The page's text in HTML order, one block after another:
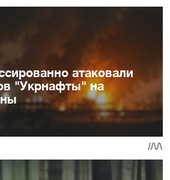
атаковали
"Укрнафты" на